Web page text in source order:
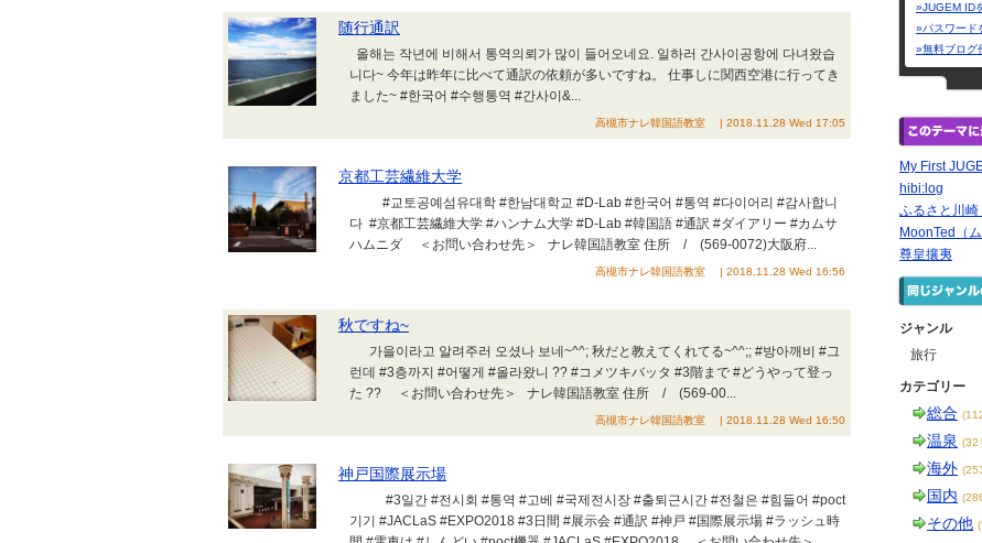
随行通訳
올해는 작년에 비해서 통역의뢰가 많이 들어오네요. 일하러 간사이공항에 다녀왔습
니다~ 今年は昨年に比べて通訳の依頼が多いですね。 仕事しに関西空港に行ってき
ました~ #한국어 #수행통역 #간사이&...
高槻市ナレ韓国語教室 | 2018.11.28 Wed 17:05
京都工芸繊維大学
#교토공예섬유대학 #한남대학교 #D-Lab #한국어 #통역 #다이어리 #감사합니
다 #京都工芸繊維大学 #ハンナム大学 #D-Lab #韓国語 #通訳 #ダイアリー #カムサ
ハムニダ ＜お問い合わせ先＞ ナレ韓国語教室 住所 / (569-0072)大阪府...
高槻市ナレ韓国語教室 | 2018.11.28 Wed 16:56
秋ですね~
가을이라고 알려주러 오셨나 보네~^^; 秋だと教えてくれてる~^^;; #방아깨비 #그
런데 #3층까지 #어떻게 #올라왔니 ?? #コメツキバッタ #3階まで #どうやって登っ
た ?? ＜お問い合わせ先＞ ナレ韓国語教室 住所 / (569-00...
高槻市ナレ韓国語教室 | 2018.11.28 Wed 16:50
神戸国際展示場
#3일간 #전시회 #통역 #고베 #국제전시장 #출퇴근시간 #전철은 #힘들어 #poct
기기 #JACLaS #EXPO2018 #3日間 #展示会 #通訳 #神戸 #国際展示場 #ラッシュ時
»JUGEM ID
»パスワード
»無料ブログ
My First
hibi:log
ふるさと川
MoonTed（
尊皇攘夷
ジャンル
旅行
カテゴリー
総合
温泉 (32
海外
国内
その他